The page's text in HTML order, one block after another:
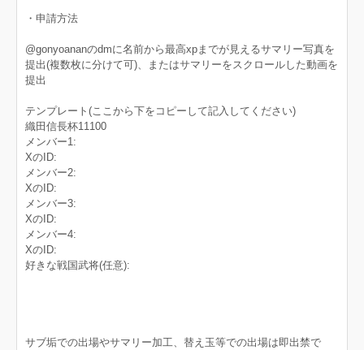
・申請方法
@gonyoananのdmに名前から最高xpまでが見えるサマリー写真を
提出(複数枚に分けて可)、またはサマリーをスクロールした動画を
提出
テンプレート(ここから下をコピーして記入してください)
織田信長杯11100
メンバー1:
XのID:
メンバー2:
XのID:
メンバー3:
XのID:
メンバー4:
XのID:
好きな戦国武将(任意):
サブ垢での出場やサマリー加工、替え玉等での出場は即出禁で